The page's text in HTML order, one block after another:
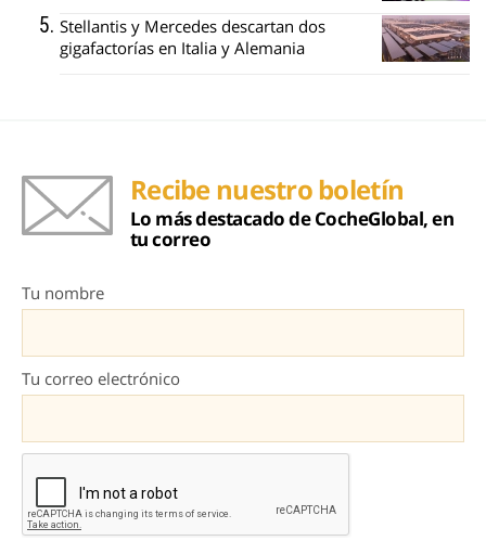
Stellantis y Mercedes descartan dos
gigafactorías en Italia y Alemania
Recibe nuestro boletín
Lo más destacado de CocheGlobal, en
tu correo
Tu nombre
Tu correo electrónico